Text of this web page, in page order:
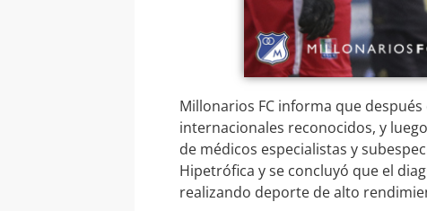
Millonarios FC informa que
internacionales reconocidos, y
de médicos especialistas y
Hipetrófica y se concluyó que el
realizando deporte de alto